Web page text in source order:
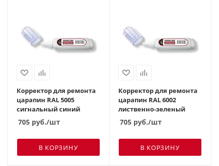
Корректор для ремонта
царапин RAL 5005
сигнальный синий
705 руб./шт
В КОРЗИНУ
Корректор для ремонта
царапин RAL 6002
лиственно-зеленый
705 руб./шт
В КОРЗИНУ